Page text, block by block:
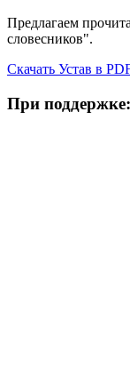
Предлагаем
словесников".
Скачать Устав в
При поддержке: